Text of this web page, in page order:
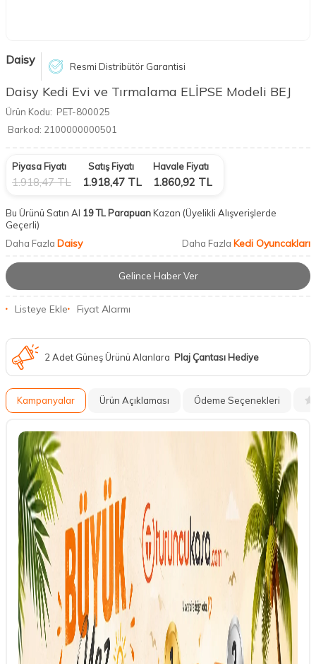
Daisy Resmi Distribütör Garantisi
Daisy Kedi Evi ve Tırmalama ELİPSE Modeli BEJ
Ürün Kodu: PET-800025
Barkod: 2100000000501
Piyasa Fiyatı
1.918,47TL
Satış Fiyatı
1.918,47 TL
Havale Fiyatı
1.860,92 TL
Bu Ürünü Satın Al 19 TL ParapuanKazan (Üyelikli Alışverişlerde
Geçerli)
Daha Fazla Daisy Daha Fazla Kedi Oyuncakları
Gelince Haber Ver
Listeye Ekle Fiyat Alarmı
2 Adet Güneş Ürünü Alanlara Plaj Çantası Hediye
Kampanyalar Ürün Açıklaması Ödeme Seçenekleri